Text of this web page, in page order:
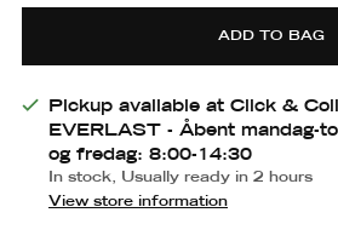
large
ADD TO BAG
Pickup available at Click &
EVERLAST - Åbent mandag-
og fredag: 8:00-14:30
In stock, Usually ready in 2 hours
View store information